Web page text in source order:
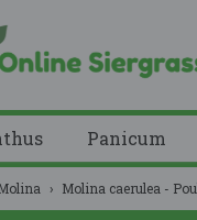
Panicum
› Molina caerulea -